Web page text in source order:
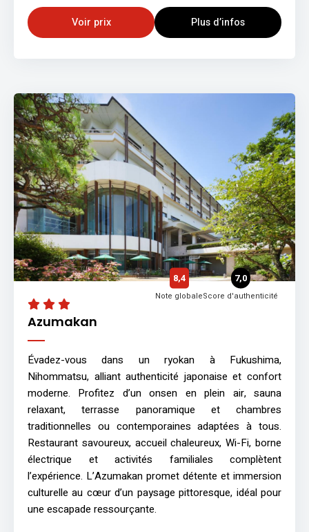
Voir prix Plus d’infos
Azumakan
8,4
Note globale
7,0
Score d'authenticité
Évadez-vous dans un ryokan à Fukushima,
Nihommatsu, alliant authenticité japonaise et confort
moderne. Profitez d’un onsen en plein air, sauna
relaxant, terrasse panoramique et chambres
traditionnelles ou contemporaines adaptées à tous.
Restaurant savoureux, accueil chaleureux, Wi-Fi, borne
électrique et activités familiales complètent
l’expérience. L’Azumakan promet détente et immersion
culturelle au cœur d’un paysage pittoresque, idéal pour
une escapade ressourçante.